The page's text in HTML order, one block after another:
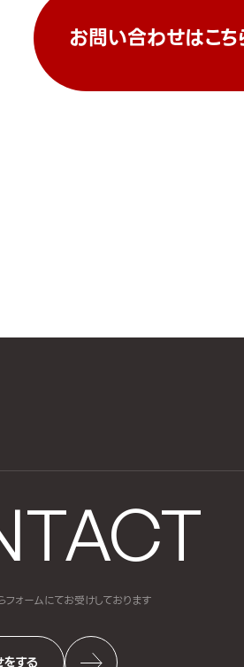
お問い合わせはこち
フォームにてお受けしております
する